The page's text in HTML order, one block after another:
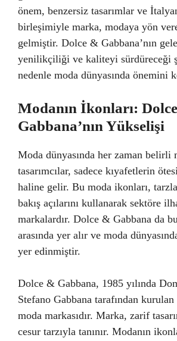
önem, benzersiz tasarımlar ve
birleşimiyle marka, modaya yön
gelmiştir. Dolce & Gabbana’nın
yenilikçiliği ve kaliteyi sürdüreceği
nedenle moda dünyasında önemini
Modanın İkonları:
Gabbana’nın Yükselişi
Moda dünyasında her zaman belirli
tasarımcılar, sadece kıyafetlerin
haline gelir. Bu moda ikonları,
bakış açılarını kullanarak sektöre
markalardır. Dolce & Gabbana da
arasında yer alır ve moda
yer edinmiştir.
Dolce & Gabbana, 1985 yılında
Stefano Gabbana tarafından
moda markasıdır. Marka, zarif
cesur tarzıyla tanınır. Modanın